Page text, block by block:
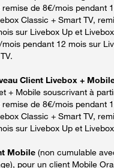
remise de 8€/mois pendant
Classic + Smart TV,
sur Livebox Up et
pendant 12 mois sur
Client Livebox +
+ Mobile souscrivant à
remise de 8€/mois pendant
Classic + Smart TV,
sur Livebox Up et
Mobile (non cumulable
pour un client Mobile